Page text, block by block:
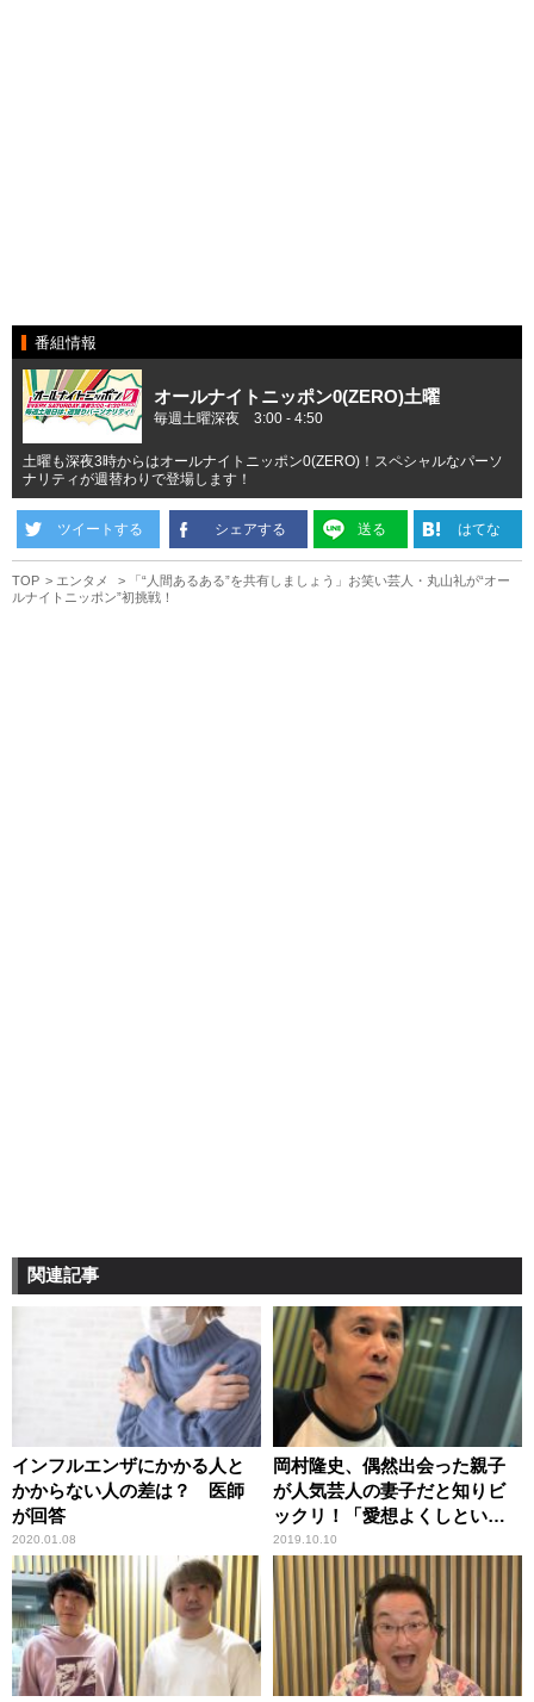
番組情報
オールナイトニッポン0(ZERO)土曜
毎週土曜深夜 3:00 - 4:50
土曜も深夜3時からはオールナイトニッポン0(ZERO)！スペシャルなパーソ
ナリティが週替わりで登場します！
ツイートする シェアする 送る はてな
TOP エンタメ
「“人間あるある”を共有しましょう」お笑い芸人・丸山礼が“オー
ルナイトニッポン”初挑戦！
関連記事
インフルエンザにかかる人と
かからない人の差は？ 医師
が回答
2020.01.08
岡村隆史、偶然出会った親子
が人気芸人の妻子だと知りビ
ックリ！「愛想よくしといて
良かった」
2019.10.10